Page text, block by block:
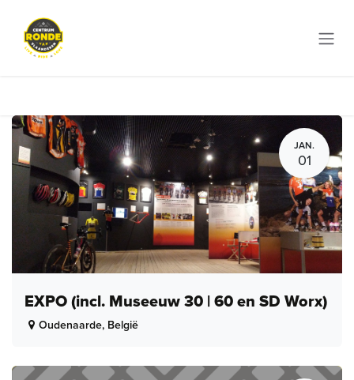
JAN.
01
EXPO (incl. Museeuw 30 | 60 en SD Worx)
Oudenaarde, België